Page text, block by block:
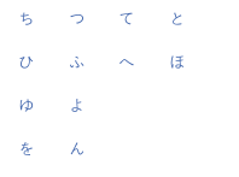
ち つ て と
ひ ふ へ ほ
ゆ よ
を ん